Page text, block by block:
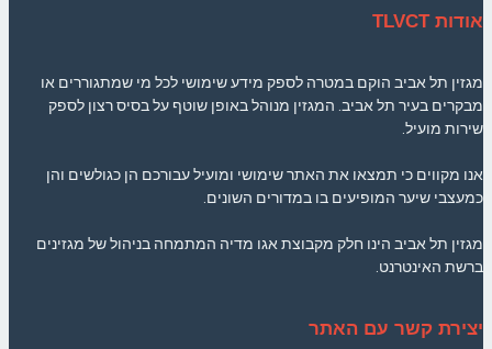
אודות TLVCT
מגזין תל אביב הוקם במטרה לספק מידע שימושי לכל מי שמתגוררים או
מבקרים בעיר תל אביב. המגזין מנוהל באופן שוטף על בסיס רצון לספק
שירות מועיל.
אנו מקווים כי תמצאו את האתר שימושי ומועיל עבורכם הן כגולשים והן
כמעצבי שיער המופיעים בו במדורים השונים.
מגזין תל אביב הינו חלק מקבוצת אגו מדיה המתמחה בניהול של מגזינים
ברשת האינטרנט.
יצירת קשר עם האתר